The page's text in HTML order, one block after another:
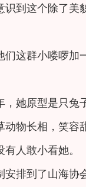
识到这个除了
们这群小喽啰
，她原型是只兔
动物长相，笑
人敢小看她。
安排到了山海